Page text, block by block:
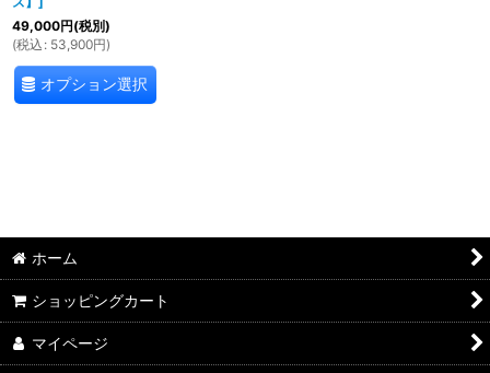
49,000円(税別)
(税込 : 53,900円)
オプション選択
ホーム
ショッピングカート
マイページ